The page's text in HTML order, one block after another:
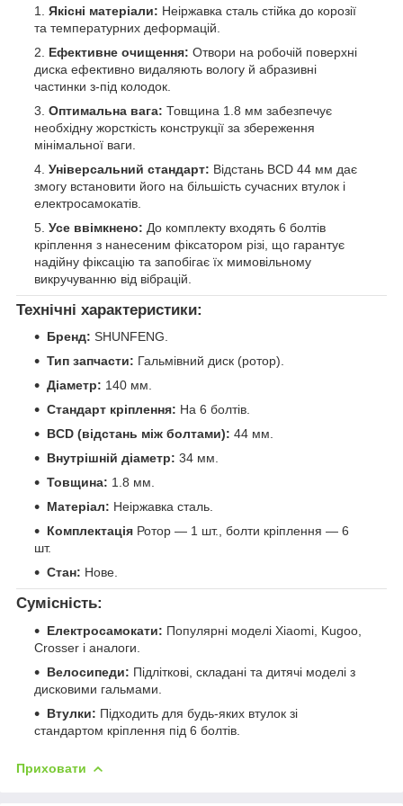
Якісні матеріали: Неіржавка сталь стійка до корозії
та температурних деформацій.
Ефективне очищення: Отвори на робочій поверхні
диска ефективно видаляють вологу й абразивні
частинки з-під колодок.
Оптимальна вага: Товщина 1.8 мм забезпечує
необхідну жорсткість конструкції за збереження
мінімальної ваги.
Універсальний стандарт: Відстань BCD 44 мм дає
змогу встановити його на більшість сучасних втулок і
електросамокатів.
Усе ввімкнено: До комплекту входять 6 болтів
кріплення з нанесеним фіксатором різі, що гарантує
надійну фіксацію та запобігає їх мимовільному
викручуванню від вібрацій.
Технічні характеристики:
Бренд: SHUNFENG.
Тип запчасти: Гальмівний диск (ротор).
Діаметр: 140 мм.
Стандарт кріплення: На 6 болтів.
BCD (відстань між болтами): 44 мм.
Внутрішній діаметр: 34 мм.
Товщина: 1.8 мм.
Матеріал: Неіржавка сталь.
Комплектація Ротор — 1 шт., болти кріплення — 6
шт.
Стан: Нове.
Сумісність:
Електросамокати: Популярні моделі Xiaomi, Kugoo,
Crosser і аналоги.
Велосипеди: Підліткові, складані та дитячі моделі з
дисковими гальмами.
Втулки: Підходить для будь-яких втулок зі
стандартом кріплення під 6 болтів.
Приховати